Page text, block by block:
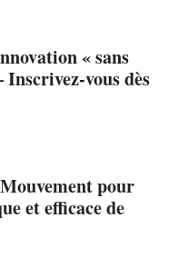
« sans
vous dès
pour
et efficace de